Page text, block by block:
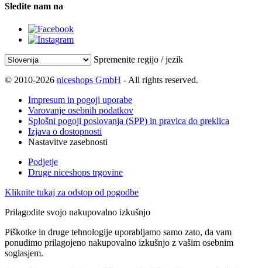
Sledite nam na
Spremenite regijo / jezik
© 2010-2026 niceshops GmbH - All rights reserved.
Impresum in pogoji uporabe
Varovanje osebnih podatkov
Splošni pogoji poslovanja (SPP) in pravica do preklica
Izjava o dostopnosti
Nastavitve zasebnosti
Podjetje
Druge niceshops trgovine
Kliknite tukaj za odstop od pogodbe
Prilagodite svojo nakupovalno izkušnjo
Piškotke in druge tehnologije uporabljamo samo zato, da vam
ponudimo prilagojeno nakupovalno izkušnjo z vašim osebnim
soglasjem.